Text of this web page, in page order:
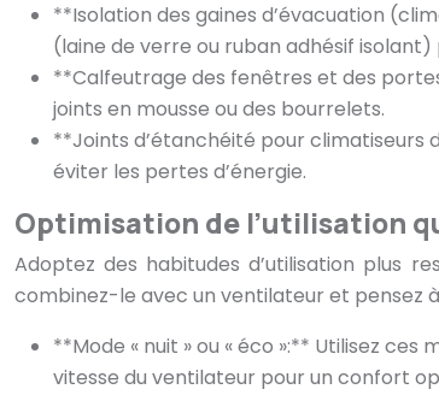
**Isolation des gaines d’évacuation
(laine de verre ou ruban adhésif isolant)
**Calfeutrage des fenêtres et des
joints en mousse ou des bourrelets.
**Joints d’étanchéité pour climatiseurs
éviter les pertes d’énergie.
Optimisation de l’utilisation
Adoptez des habitudes d’utilisation plus
combinez-le avec un ventilateur et pensez
**Mode « nuit » ou « éco »:** Utilisez
vitesse du ventilateur pour un confort